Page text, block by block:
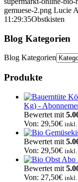
gemuese-2.png Lucie
11:29:35Obstkisten
Blog Kategorien
Blog Kategorien
Produkte
Kg) -
Bewertet mit
Von: 29,50€ inkl.
Bewertet mit
Von: 29,50€ inkl.
Bewertet mit
Von: 27,50€ inkl.